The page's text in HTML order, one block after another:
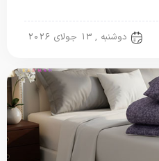
دوشنبه , 13 جولای 2026